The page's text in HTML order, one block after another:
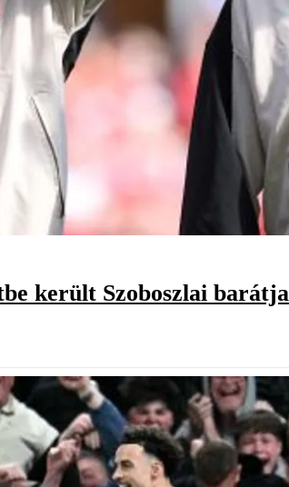
került Szoboszlai barátja